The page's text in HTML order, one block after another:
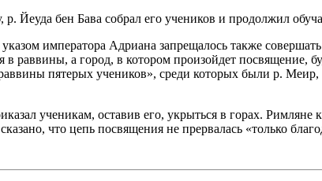
Йеуда бен Бава собрал его учеников и продолжил
указом императора Адриана запрещалось также совершать
в раввины, а город, в котором произойдет
пятерых учеников», среди которых были р.
ученикам, оставив его, укрыться в горах. Римляне
что цепь посвящения не прервалась «только